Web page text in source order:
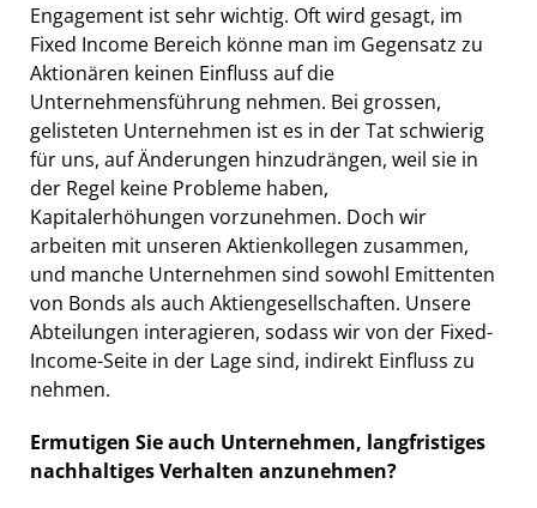
Engagement ist sehr wichtig. Oft wird gesagt, im
Fixed Income Bereich könne man im Gegensatz zu
Aktionären keinen Einfluss auf die
Unternehmensführung nehmen. Bei grossen,
gelisteten Unternehmen ist es in der Tat schwierig
für uns, auf Änderungen hinzudrängen, weil sie in
der Regel keine Probleme haben,
Kapitalerhöhungen vorzunehmen. Doch wir
arbeiten mit unseren Aktienkollegen zusammen,
und manche Unternehmen sind sowohl Emittenten
von Bonds als auch Aktiengesellschaften. Unsere
Abteilungen interagieren, sodass wir von der Fixed-
Income-Seite in der Lage sind, indirekt Einfluss zu
nehmen.
Ermutigen Sie auch Unternehmen, langfristiges
nachhaltiges Verhalten anzunehmen?